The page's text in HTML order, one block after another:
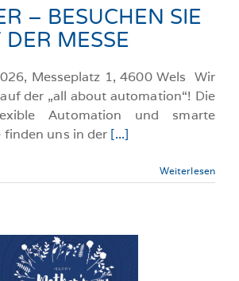
– BESUCHEN SIE
MESSE
Messeplatz 1, 4600 Wels Wir
der „all about automation“! Die
Automation und smarte
finden uns in der [...]
Weiterlesen